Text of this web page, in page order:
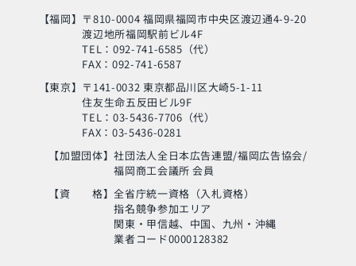
【福岡】 〒810-0004 福岡県福岡市中央区渡辺通4-9-20
渡辺地所福岡駅前ビル4F
TEL：092-741-6585（代）
FAX：092-741-6587
【東京】 〒141-0032 東京都品川区大崎5-1-11
住友生命五反田ビル9F
TEL：03-5436-7706（代）
FAX：03-5436-0281
【加盟団体】社団法人全日本広告連盟/福岡広告協会/
福岡商工会議所 会員
【資 格】全省庁統一資格（入札資格）
指名競争参加エリア
関東・甲信越、中国、九州・沖縄
業者コード0000128382
「MSC海のエコラベ
使い終わった制服
の“新・活用術”とは？
生命の神秘に迫るアナ